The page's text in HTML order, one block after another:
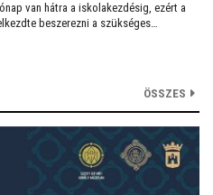
van hátra a iskolakezdésig, ezért a
beszerezni a szükséges
papír-írószer üzletek már július eleje
ÖSSZES